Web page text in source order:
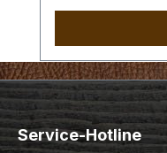
Service-Hotline